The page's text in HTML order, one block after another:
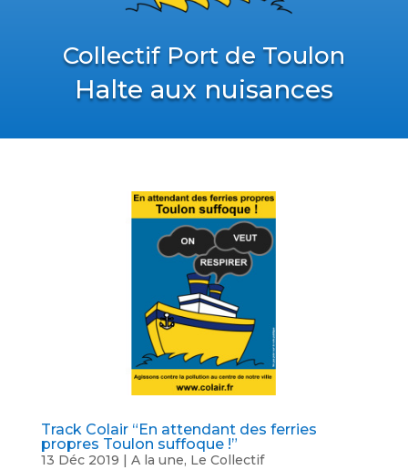
Collectif Port de Toulon
Halte aux nuisances
Track Colair “En attendant des ferries
propres Toulon suffoque !”
13 Déc 2019 | A la une, Le Collectif